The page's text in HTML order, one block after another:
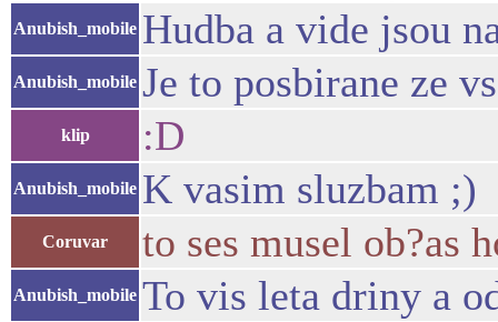
Anubish_mobile Hudba a vide jsou
Anubish_mobile Je to posbirane ze
klip :D
Anubish_mobile K vasim sluzbam ;)
Coruvar to ses musel ob?as
Anubish_mobile To vis leta driny a